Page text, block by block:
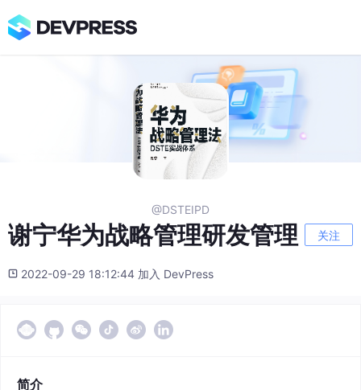
@DSTEIPD
谢宁华为战略管理研发管理 关注
2022-09-29 18:12:44 加入 DevPress
简介